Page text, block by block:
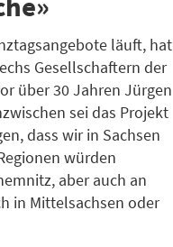
läuft, hat
Gesellschaftern der
über 30 Jahren Jürgen
sei das Projekt
dass wir in Sachsen
würden
aber auch an
in Mittelsachsen oder